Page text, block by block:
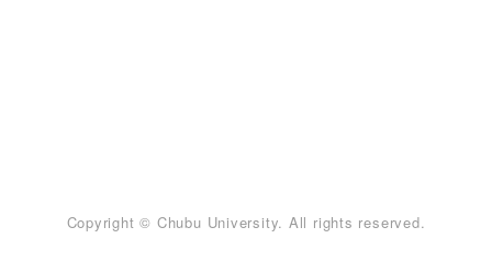
Copyright © Chubu University. All rights reserved.